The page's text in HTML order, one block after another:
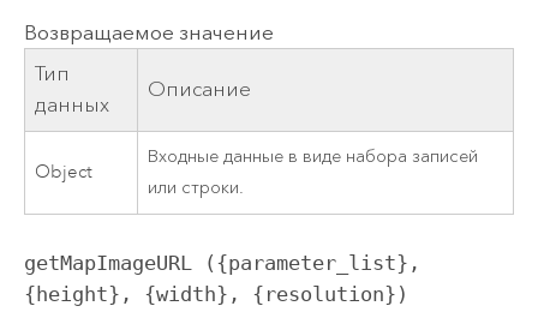
Возвращаемое значение
Тип
данных
Описание
Object
Входные данные в виде набора записей
или строки.
getMapImageURL ({parameter_list},
{height}, {width}, {resolution})